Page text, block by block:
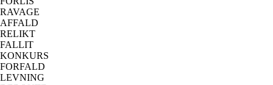
RAVAGE
AFFALD
RELIKT
FALLIT
KONKURS
FORFALD
LEVNING